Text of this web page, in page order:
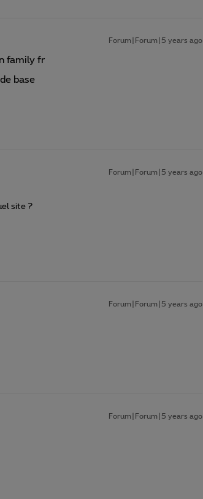
Forum|Forum|5 years ago
family fr
base
Forum|Forum|5 years ago
site ?
Forum|Forum|5 years ago
Forum|Forum|5 years ago